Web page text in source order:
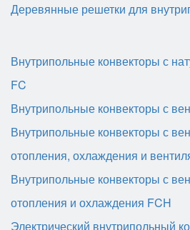
Деревянные решетки для
Внутрипольные конвекторы с
FC
Внутрипольные конвекторы с
Внутрипольные конвекторы с
отопления, охлаждения и
Внутрипольные конвекторы с
отопления и охлаждения FCH
Электрический внутрипольный